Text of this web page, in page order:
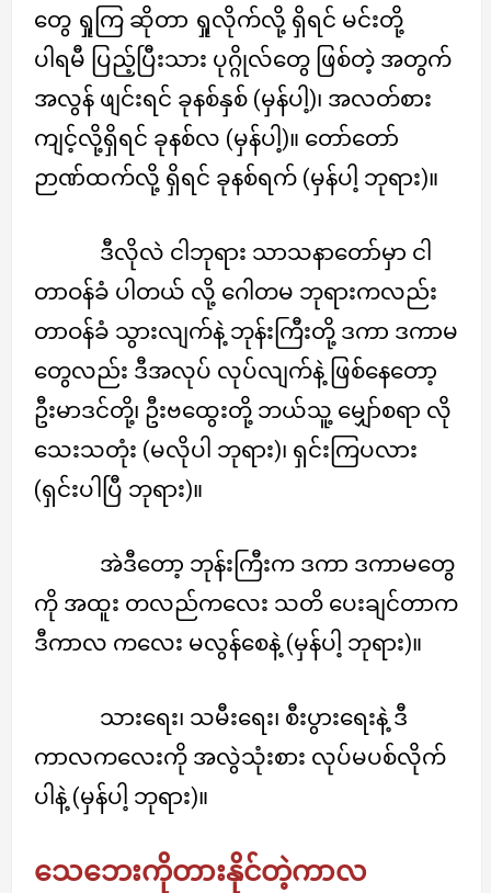
တွေ ရှုကြ ဆိုတာ ရှုလိုက်လို့ ရှိရင် မင်းတို့
ပါရမီ ပြည့်ပြီးသား ပုဂ္ဂိုလ်တွေ ဖြစ်တဲ့ အတွက်
အလွန် ဖျင်းရင် ခုနစ်နှစ် (မှန်ပါ့)၊ အလတ်စား
ကျင့်လို့ရှိရင် ခုနစ်လ (မှန်ပါ့)။ တော်တော်
ဉာဏ်ထက်လို့ ရှိရင် ခုနစ်ရက် (မှန်ပါ့ ဘုရား)။
ဒီလိုလဲ ငါဘုရား သာသနာတော်မှာ ငါ
တာဝန်ခံ ပါတယ် လို့ ဂေါတမ ဘုရားကလည်း
တာဝန်ခံ သွားလျက်နဲ့ ဘုန်းကြီးတို့ ဒကာ ဒကာမ
တွေလည်း ဒီအလုပ် လုပ်လျက်နဲ့ ဖြစ်နေတော့
ဦးမာဒင်တို့၊ ဦးဗထွေးတို့ ဘယ်သူ့ မျှော်စရာ လို
သေးသတုံး (မလိုပါ ဘုရား)၊ ရှင်းကြပလား
(ရှင်းပါပြီ ဘုရား)။
အဲဒီတော့ ဘုန်းကြီးက ဒကာ ဒကာမတွေ
ကို အထူး တလည်ကလေး သတိ ပေးချင်တာက
ဒီကာလ ကလေး မလွန်စေနဲ့ (မှန်ပါ့ ဘုရား)။
သားရေး၊ သမီးရေး၊ စီးပွားရေးနဲ့ ဒီ
ကာလကလေးကို အလွဲသုံးစား လုပ်မပစ်လိုက်
ပါနဲ့ (မှန်ပါ့ ဘုရား)။
သေဘေးကိုတားနိုင်တဲ့ကာလ